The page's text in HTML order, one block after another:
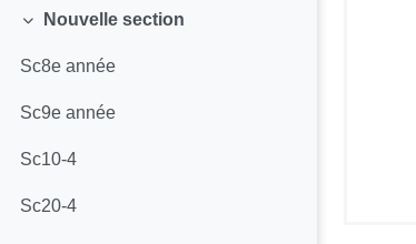
Replier
Nouvelle section
Sc8e année
Sc9e année
Sc10-4
Sc20-4